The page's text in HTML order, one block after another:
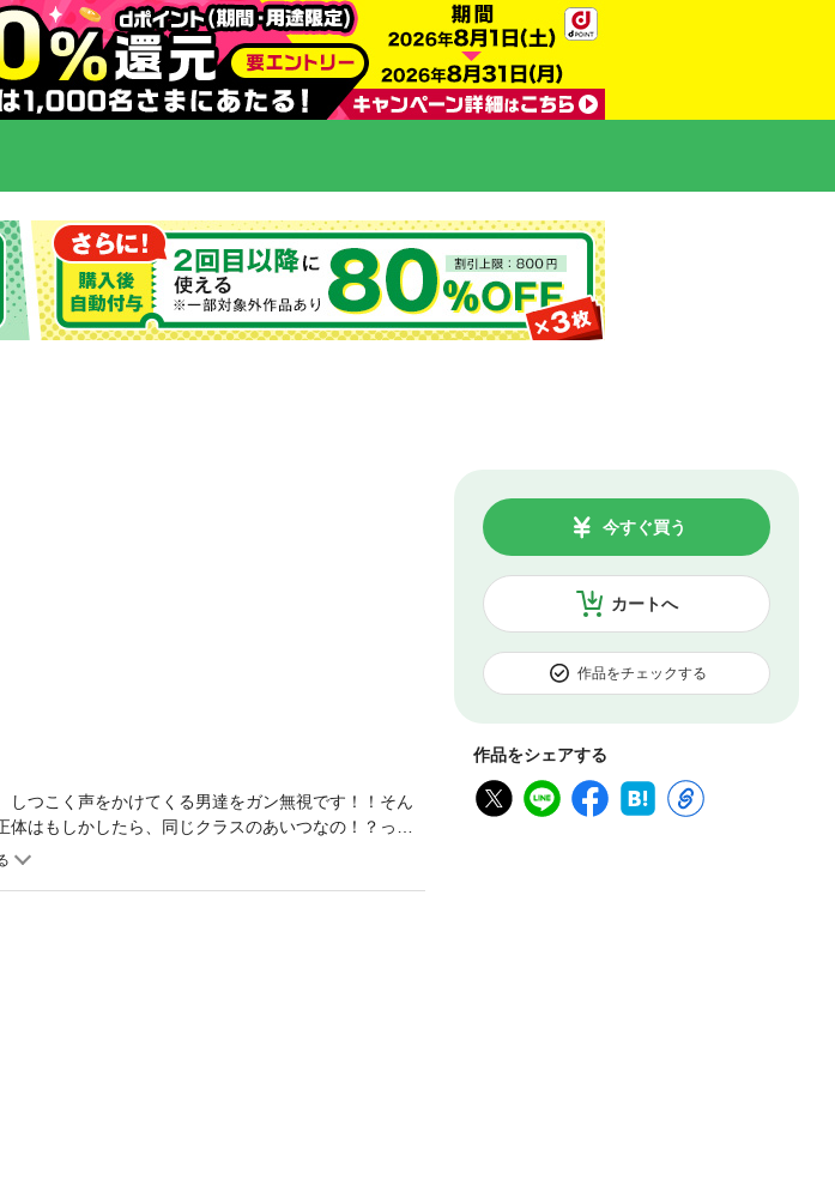
カートへ
今すぐ買う
作品をチェックする
作品をシェアする
つこく声をかけてくる男達をガン無視です！！そん
はもしかしたら、同じクラスのあいつなの！？って
してたツンデレ女子のガール・ミーツ・ボーイ物